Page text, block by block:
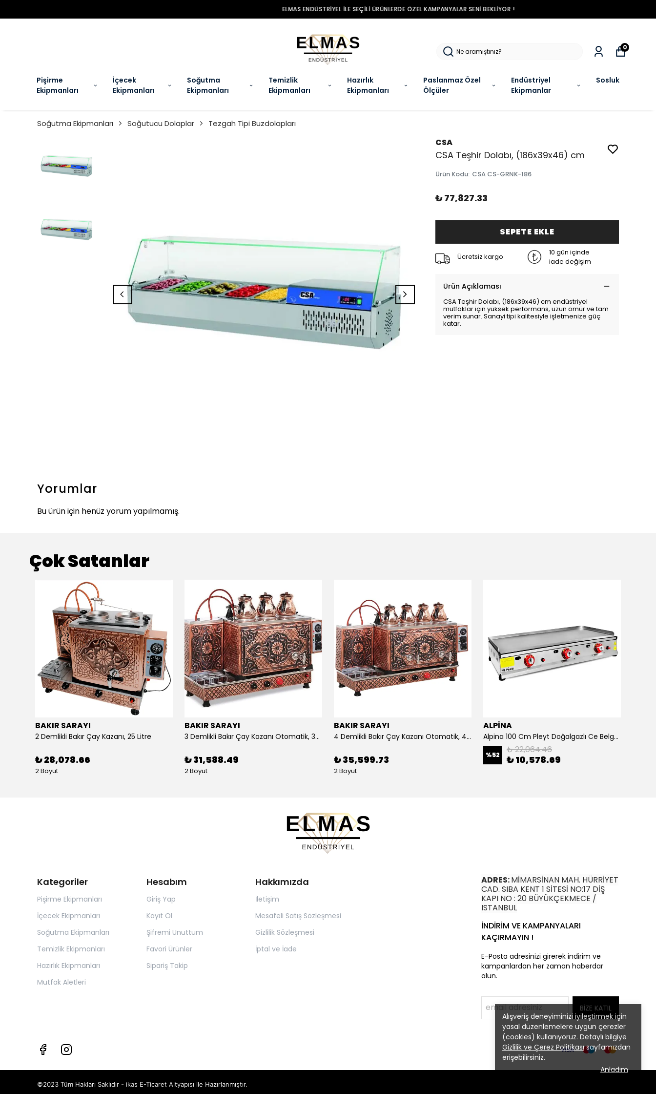
ELMAS ENDÜSTRIYEL ILE SEÇILI ÜRÜNLERDE ÖZEL KAMPANYALAR SENI BEKLIYOR !
Pişirme
Ekipmanları
İçecek
Ekipmanları
Soğutma
Ekipmanları
Temizlik
Ekipmanları
Hazırlık
Ekipmanları
Paslanmaz Özel
Ölçüler
Endüstriyel
Ekipmanlar
Sosluk
0
Alışveriş deneyiminizi iyileştirmek için
yasal düzenlemelere uygun çerezler
(cookies) kullanıyoruz. Detaylı bilgiye
Gizlilik ve Çerez Politikasısayfamızdan
erişebilirsiniz.
Anladım
Soğutma Ekipmanları Soğutucu Dolaplar Tezgah Tipi Buzdolapları
CSA
CSA Teşhir Dolabı, (186x39x46) cm
Ürün Kodu: CSA CS-GRNK-186
₺ 77,827.33
SEPETE EKLE
Ücretsiz kargo
10 gün içinde
iade değişim
Ürün Açıklaması
CSA Teşhir Dolabı, (186x39x46) cm endüstriyel
mutfaklar için yüksek performans, uzun ömür ve tam
verim sunar. Sanayi tipi kalitesiyle işletmenize güç
katar.
Yorumlar
Bu ürün için henüz yorum yapılmamış.
Çok Satanlar
BAKIR SARAYI
2 Demlikli Bakır Çay Kazanı, 25 Litre
₺ 28,078.66
2 Boyut
BAKIR SARAYI
3 Demlikli Bakır Çay Kazanı Otomatik, 30 Litre
₺ 31,588.49
2 Boyut
BAKIR SARAYI
4 Demlikli Bakır Çay Kazanı Otomatik, 40 Litre
₺ 35,599.73
2 Boyut
ALPİNA
Alpina 100 Cm Pleyt Doğalgazlı Ce Belgeli
%52 ₺ 22,064.46
₺ 10,578.69
Kategoriler
Pişirme Ekipmanları
İçecek Ekipmanları
Soğutma Ekipmanları
Temizlik Ekipmanları
Hazırlık Ekipmanları
Mutfak Aletleri
Hesabım
Giriş Yap
Kayıt Ol
Şifremi Unuttum
Favori Ürünler
Sipariş Takip
Hakkımızda
İletişim
Mesafeli Satış Sözleşmesi
Gizlilik Sözleşmesi
İptal ve İade
ADRES:MİMARSİNAN MAH. HÜRRİYET
CAD. SIBA KENT 1 SİTESİ NO:17 DİŞ
KAPI NO : 20 BÜYÜKÇEKMECE /
ISTANBUL
İNDİRİM VE KAMPANYALARI
KAÇIRMAYIN !
E-Posta adresinizi girerek indirim ve
kampanlardan her zaman haberdar
olun.
BİZE KATIL
©2023 Tüm Hakları Saklıdır - ikas E-Ticaret Altyapısı ile Hazırlanmıştır.